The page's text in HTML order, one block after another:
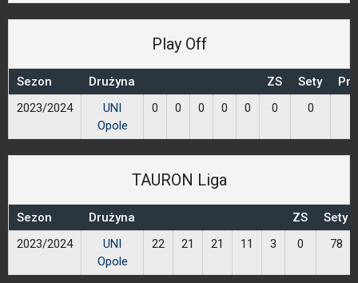
Play Off
Sezon Drużyna ZS Sety
2023/2024
UNI
Opole
0 0 0 0 0 0 0
TAURON Liga
Sezon Drużyna ZS
Sety
2023/2024
UNI
Opole
22 21 21 11 3 0 78